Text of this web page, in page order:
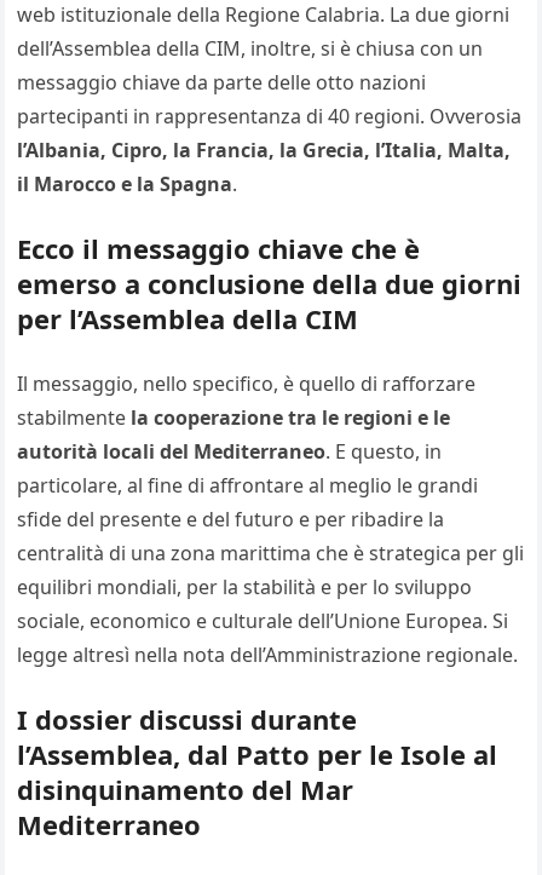
web istituzionale della Regione Calabria. La due giorni
dell’Assemblea della CIM, inoltre, si è chiusa con un
messaggio chiave da parte delle otto nazioni
partecipanti in rappresentanza di 40 regioni. Ovverosia
l’Albania, Cipro, la Francia, la Grecia, l’Italia, Malta,
il Marocco e la Spagna.
Ecco il messaggio chiave che è
emerso a conclusione della due giorni
per l’Assemblea della CIM
Il messaggio, nello specifico, è quello di rafforzare
stabilmente la cooperazione tra le regioni e le
autorità locali del Mediterraneo. E questo, in
particolare, al fine di affrontare al meglio le grandi
sfide del presente e del futuro e per ribadire la
centralità di una zona marittima che è strategica per gli
equilibri mondiali, per la stabilità e per lo sviluppo
sociale, economico e culturale dell’Unione Europea. Si
legge altresì nella nota dell’Amministrazione regionale.
I dossier discussi durante
l’Assemblea, dal Patto per le Isole al
disinquinamento del Mar
Mediterraneo